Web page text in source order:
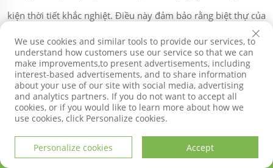
kiện thời tiết khắc nghiệt. Điều này đảm bảo rằng biệt thự của
bạn sẽ trông đẹp nhất và được bảo vệ tốt trong suốt vòng đời
sử dụng.
Việc lắp đặt rất đơn giản vì sản phẩm được thiết kế để phù
thể dễ dàng lắp đặt trên cả bề mặt gạch và gỗ mà không cần
We use cookies and similar tools to provide our services, to
understand how customers use our service so that we can
make improvements,to present advertisements, including
interest-based advertisements, and to share information
about your use of our site with social media, advertising
and analytics partners. If you do not want to accept all
cookies, or if you would like to learn more about how we
use cookies, click Personalize cookies.
Personalize cookies Accept